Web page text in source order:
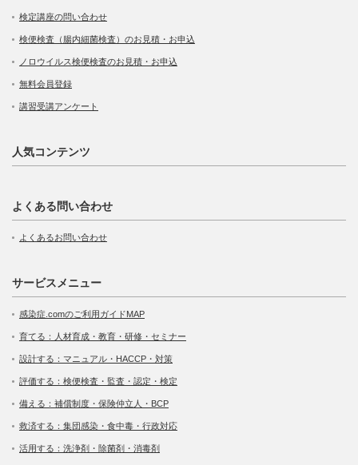
検定講座の問い合わせ
検便検査（腸内細菌検査）のお見積・お申込
ノロウイルス検便検査のお見積・お申込
無料会員登録
講習受講アンケート
人気コンテンツ
よくある問い合わせ
よくあるお問い合わせ
サービスメニュー
感染症.comのご利用ガイドMAP
育てる：人材育成・教育・研修・セミナー
設計する：マニュアル・HACCP・対策
評価する：検便検査・監査・認定・検定
備える：補償制度・保険仲立人・BCP
救済する：集団感染・食中毒・行政対応
活用する：洗浄剤・除菌剤・消毒剤